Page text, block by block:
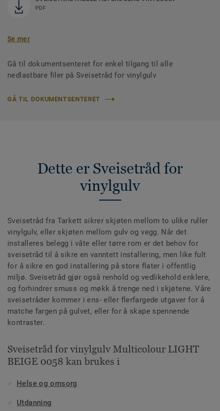
PDF
Se mer
Gå til dokumentsenteret for enkel tilgang til alle
nedlastbare filer på Sveisetråd for vinylgulv
GÅ TIL DOKUMENTSENTERET
Dette er Sveisetråd for
vinylgulv
Sveisetråd fra Tarkett sikrer skjøten mellom to ulike ruller
vinylgulv, eller skjøten mellom gulv og vegg. Når det
installeres belegg i våte eller tørre rom er det behov for
sveisetråd til å sikre en vanntett installering, men like fult
for å sikre en god installering på store flater i offentlig
miljø. Sveisetråd gjør også renhold og vedlikehold enklere,
og forhindrer smuss og møkk å trenge ned i skjøtene. Våre
sveisetråder kommer i ens- eller flerfargede utgaver for å
matche fargen på gulvet, eller for å skape spennende
kontraster.
Sveisetråd for vinylgulv Multicolour LIGHT
BEIGE 0058 kan brukes i
Helse og omsorg
Utdanning